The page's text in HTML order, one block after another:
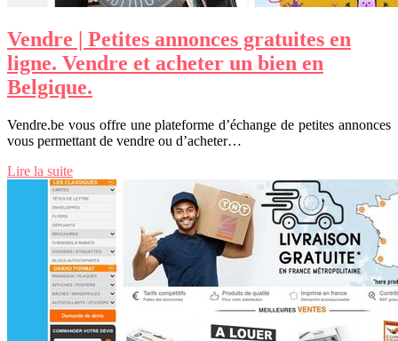
Vendre | Petites annonces gratuites en
ligne. Vendre et acheter un bien en
Belgique.
Vendre.be vous offre une plateforme d’échange de petites annonces
vous permettant de vendre ou d’acheter…
Lire la suite